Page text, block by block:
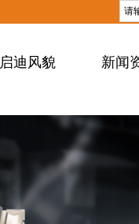
启迪风貌 新闻